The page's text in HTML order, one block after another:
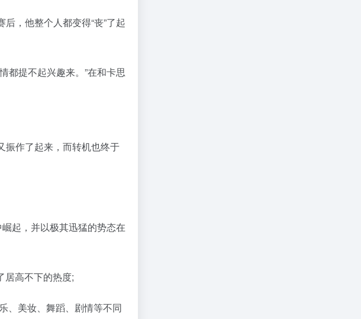
，他整个人都变得“丧”了起
提不起兴趣来。”在和卡思
作了起来，而转机也终于
起，并以极其迅猛的势态在
高不下的热度;
、美妆、舞蹈、剧情等不同